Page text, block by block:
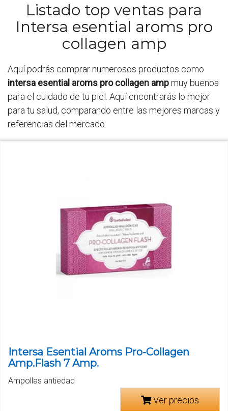
Listado top ventas para
Intersa esential aroms pro
collagen amp
Aquí podrás comprar numerosos productos como
intersa esential aroms pro collagen ampmuy buenos
para el cuidado de tu piel. Aquí encontrarás lo mejor
para tu salud, comparando entre las mejores marcas y
referencias del mercado.
Intersa Esential Aroms Pro-Collagen
Amp.Flash 7 Amp.
Ampollas antiedad
Ver precios